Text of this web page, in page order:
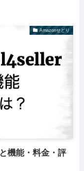
Amazonせどり
機能・料金・評